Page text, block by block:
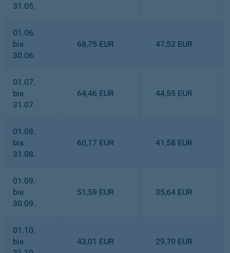
31.05.
01.06.
bis
30.06.
68,75 EUR 47,52 EUR
01.07.
bis
31.07.
64,46 EUR 44,55 EUR
01.08.
bis
31.08.
60,17 EUR 41,58 EUR
01.09.
bis
30.09.
51,59 EUR 35,64 EUR
01.10.
bis
43,01 EUR 29,70 EUR